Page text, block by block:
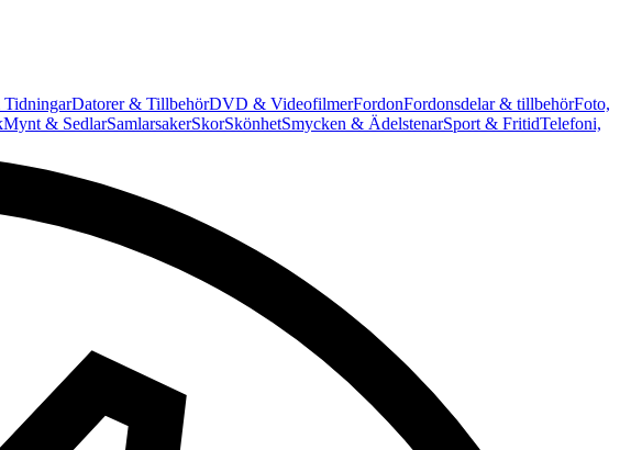
Datorer & TillbehörDVD & VideofilmerFordonFordonsdelar & tillbehörFoto,
Mynt & SedlarSamlarsakerSkorSkönhetSmycken & ÄdelstenarSport & FritidTelefoni,